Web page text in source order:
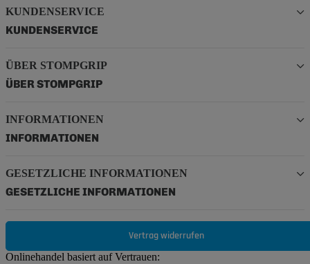
KUNDENSERVICE
KUNDENSERVICE
ÜBER STOMPGRIP
ÜBER STOMPGRIP
INFORMATIONEN
INFORMATIONEN
GESETZLICHE INFORMATIONEN
GESETZLICHE INFORMATIONEN
Vertrag widerrufen
Onlinehandel basiert auf Vertrauen: